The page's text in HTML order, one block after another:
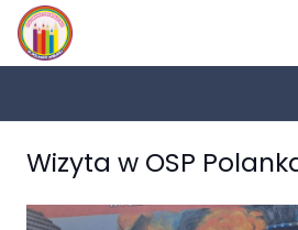
Wizyta w OSP